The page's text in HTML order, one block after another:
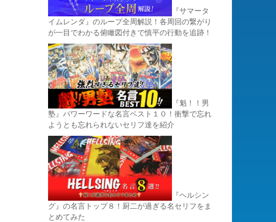
『サマータ
イムレンダ』のループ全周解説！各周回の繋がり
が一目でわかる俯瞰図付きで慎平の行動を追跡！
『魁！！男
塾』パワーワードな名言ベスト１０！衝撃で忘れ
ようとも忘れられないセリフ達を紹介
『ヘルシン
グ』の名言トップ８！厨二が過ぎる名セリフをま
とめてみた